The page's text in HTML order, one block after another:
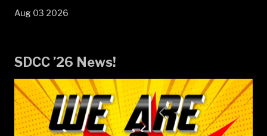
Aug 03 2026
SDCC ’26 News!